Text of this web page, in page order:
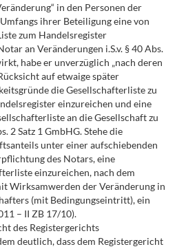
in den Personen der
ihrer Beteiligung eine von
zum Handelsregister
an Veränderungen i.S.v. § 40 Abs.
habe er unverzüglich „nach deren
auf etwaige später
die Gesellschafterliste zu
einzureichen und eine
an die Gesellschaft zu
2 Satz 1 GmbHG. Stehe die
unter einer aufschiebenden
des Notars, eine
einzureichen, nach dem
Wirksamwerden der Veränderung in
(mit Bedingungseintritt), ein
– II ZB 17/10).
des Registergerichts
deutlich, dass dem Registergericht